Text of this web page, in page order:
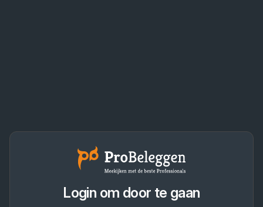
Login om door te gaan